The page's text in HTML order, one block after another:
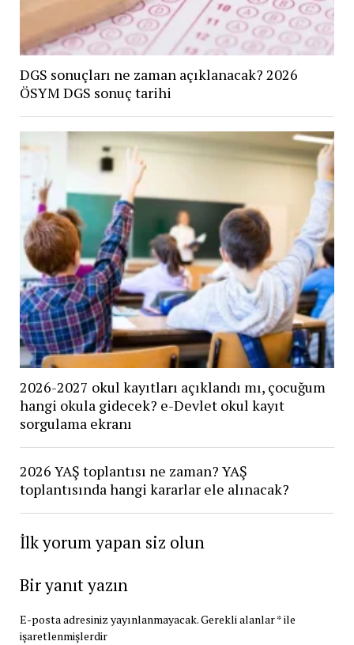
DGS sonuçları ne zaman açıklanacak? 2026
ÖSYM DGS sonuç tarihi
2026-2027 okul kayıtları açıklandı mı, çocuğum
hangi okula gidecek? e-Devlet okul kayıt
sorgulama ekranı
2026 YAŞ toplantısı ne zaman? YAŞ
toplantısında hangi kararlar ele alınacak?
İlk yorum yapan siz olun
Bir yanıt yazın
E-posta adresiniz yayınlanmayacak.Gerekli alanlar*ile
işaretlenmişlerdir